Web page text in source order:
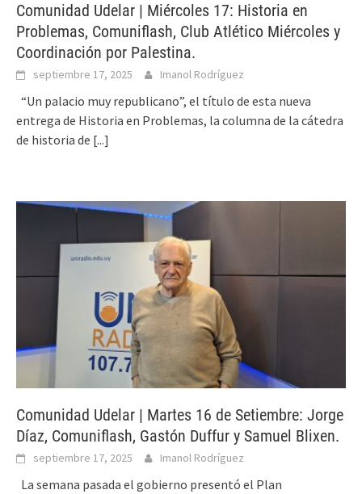
Comunidad Udelar | Miércoles 17: Historia en
Problemas, Comuniflash, Club Atlético Miércoles y
Coordinación por Palestina.
septiembre 17, 2025 Imanol Rodríguez
“Un palacio muy republicano”, el título de esta nueva
entrega de Historia en Problemas, la columna de la cátedra
de historia de [...]
Comunidad Udelar | Martes 16 de Setiembre: Jorge
Díaz, Comuniflash, Gastón Duffur y Samuel Blixen.
septiembre 17, 2025 Imanol Rodríguez
La semana pasada el gobierno presentó el Plan